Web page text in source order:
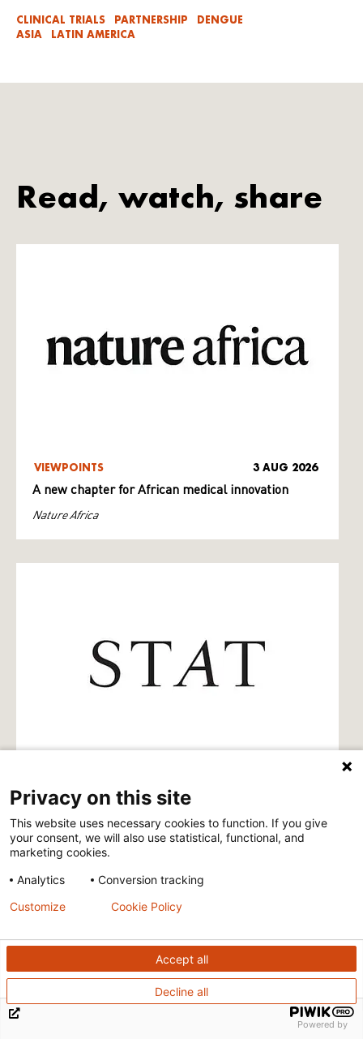
CLINICAL TRIALS PARTNERSHIP
DENGUE
ASIA
LATIN AMERICA
Read, watch, share
VIEWPOINTS 3 AUG 2026
A new chapter for African medical innovation
Nature Africa
Ten years after WHO recognition, mycetoma
remains one of the world’s most neglected
diseases
Privacy on this site
This website uses necessary cookies to function. If you give
your consent, we will also use statistical, functional, and
marketing cookies.
Analytics
Conversion tracking
Accept all
Decline all
Customize Cookie Policy
Powered by